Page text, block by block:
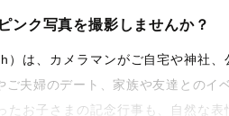
ンク写真を撮影しませんか？
）は、カメラマンがご自宅や神社
ご夫婦のデート、家族や友達とのイ
たお子さまの記念行事も、自然な